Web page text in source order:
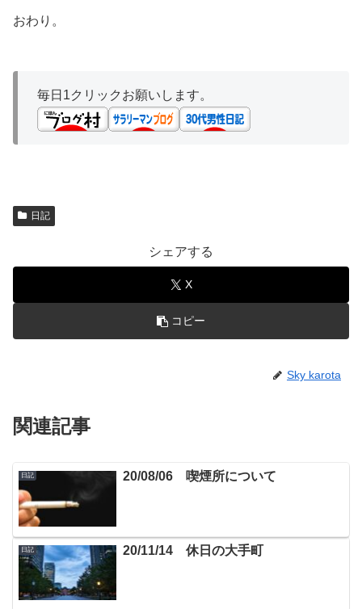
おわり。
毎日1クリックお願いします。
日記
シェアする
X
コピー
Sky karota
関連記事
日記 20/08/06 喫煙所について
日記 20/11/14 休日の大手町